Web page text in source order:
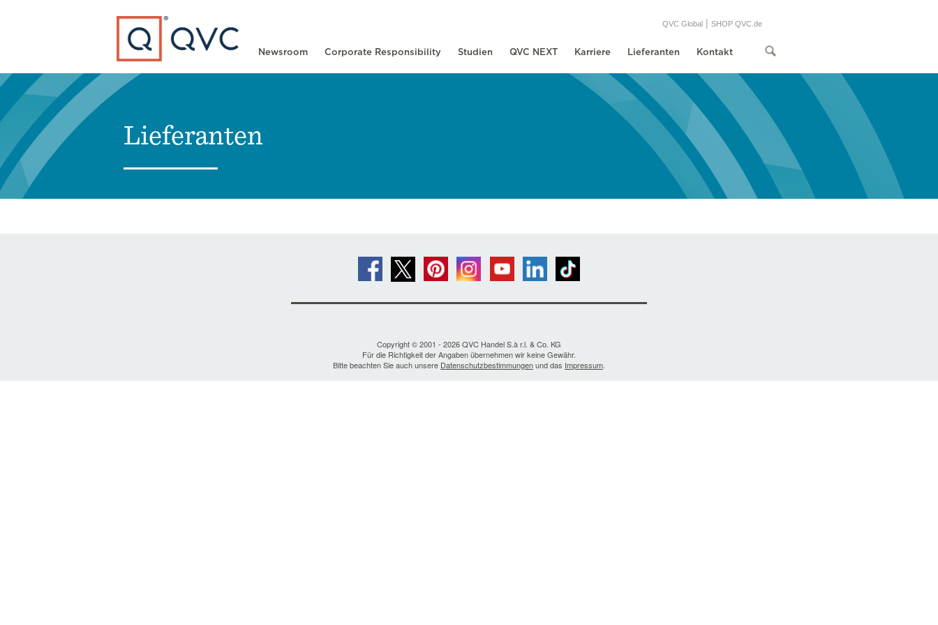
Newsroom Corporate Responsibility Studien QVC NEXT Karriere Lieferanten Kontakt
QVC Global | SHOP QVC.de
Type to search
Lieferanten
Copyright © 2001 - 2026 QVC Handel S.à r.l. & Co. KG
Für die Richtigkeit der Angaben übernehmen wir keine Gewähr.
Bitte beachten Sie auch unsere Datenschutzbestimmungenund das Impressum.